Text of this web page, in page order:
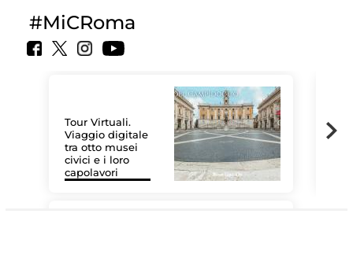
#MiCRoma
Tour Virtuali.
Viaggio digitale
tra otto musei
civici e i loro
capolavori